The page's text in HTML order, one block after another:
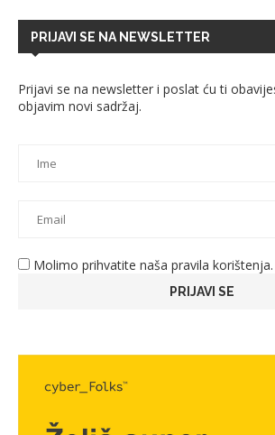
PRIJAVI SE NA NEWSLETTER
Prijavi se na newsletter i poslat ću ti
objavim novi sadržaj.
Molimo prihvatite naša pravila korištenja.